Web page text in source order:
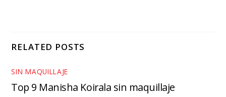
RELATED POSTS
SIN MAQUILLAJE
Top 9 Manisha Koirala sin maquillaje